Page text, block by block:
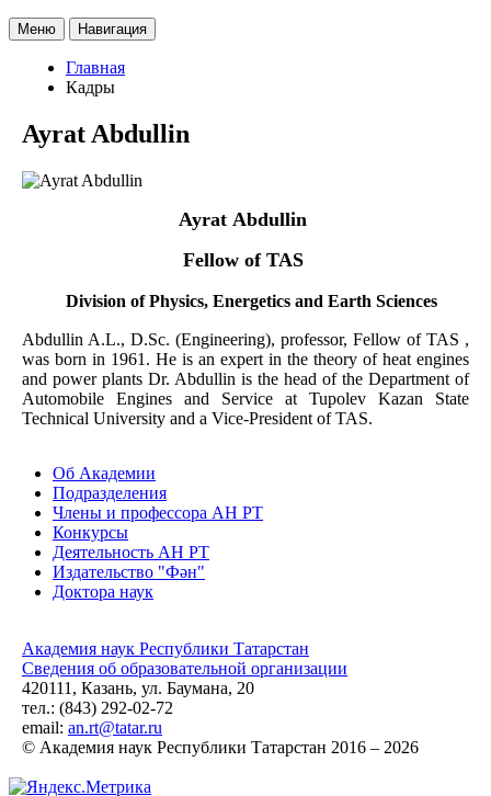
Меню Навигация
Главная
Кадры
Ayrat Abdullin
Ayrat Abdullin
Fellow of TAS
Division of Physics, Energetics and Earth Sciences
Abdullin A.L., D.Sc. (Engineering), professor, Fellow of TAS ,
was born in 1961. He is an expert in the theory of heat engines
and power plants Dr. Abdullin is the head of the Department of
Automobile Engines and Service at Tupolev Kazan State
Technical University and a Vice-­President of TAS.
Об Академии
Подразделения
Члены и профессора АН РТ
Конкурсы
Деятельность АН РТ
Издательство "Фән"
Доктора наук
Академия наук Республики Татарстан
Сведения об образовательной организации
420111, Казань, ул. Баумана, 20
тел.: (843) 292-02-72
email: an.rt@tatar.ru
© Академия наук Республики Татарстан 2016 – 2026